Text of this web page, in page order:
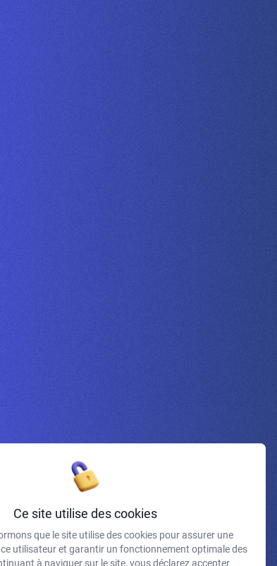
J'accepte de recevoir vos e-mails et confirme avoir pris
connaissance de votre politique de confidentialité et
mentions légales.
Ce site utilise des cookies
que le site utilise des cookies pour assurer une
utilisateur et garantir un fonctionnement optimale des
à naviguer sur le site, vous déclarez accepter